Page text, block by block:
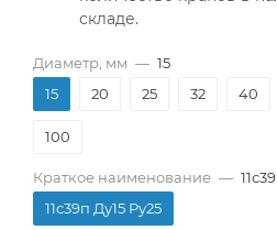
складе.
Диаметр, мм — 15
15
20 25 32 40
100
Краткое наименование —
11с39п Ду15 Pу25